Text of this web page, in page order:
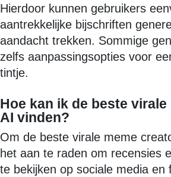
Hierdoor kunnen gebruikers
aantrekkelijke bijschriften
aandacht trekken. Sommige
zelfs aanpassingsopties voor
tintje.
Hoe kan ik de beste
AI vinden?
Om de beste virale meme
het aan te raden om recensies
te bekijken op sociale media en